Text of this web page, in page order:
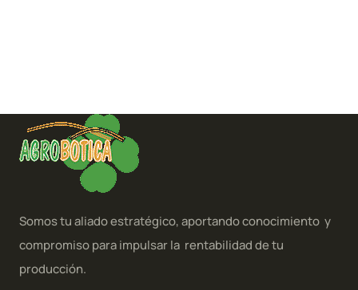
Somos tu aliado estratégico, aportando conocimiento y
compromiso para impulsar la rentabilidad de tu
producción.